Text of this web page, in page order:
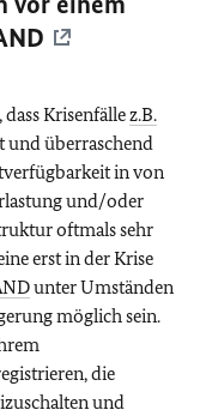
Krisenfällez.B.
und überraschend
in von
und/oder
oftmals sehr
erst in der Krise
unter Umständen
möglich sein.
die
und